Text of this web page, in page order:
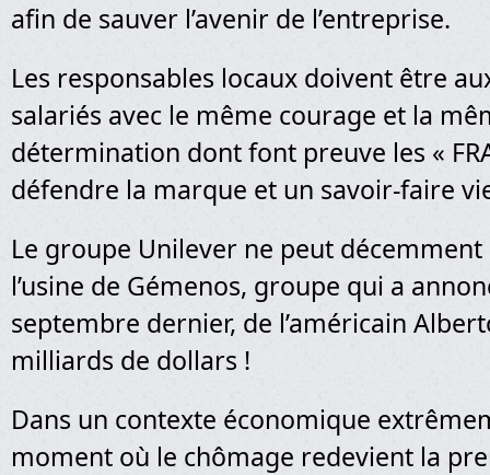
afin de sauver l’avenir de l’entreprise.
Les responsables locaux doivent être
salariés avec le même courage et la
détermination dont font preuve les «
défendre la marque et un savoir-faire
Le groupe Unilever ne peut
l’usine de Gémenos, groupe qui a
septembre dernier, de l’américain
milliards de dollars !
Dans un contexte économique
moment où le chômage redevient la